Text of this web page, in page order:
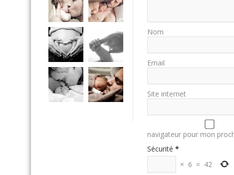
Nom
Email
Site internet
navigateur pour mon
Sécurité *
× 6 = 42